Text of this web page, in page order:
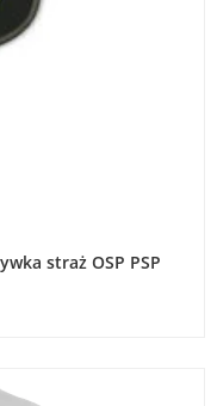
straż OSP PSP